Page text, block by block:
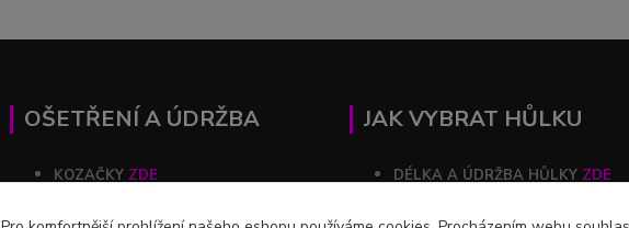
OŠETŘENÍ A ÚDRŽBA
KOZAČKY ZDE
JAK VYBRAT HŮLKU
DÉLKA A ÚDRŽBA HŮLKY ZDE